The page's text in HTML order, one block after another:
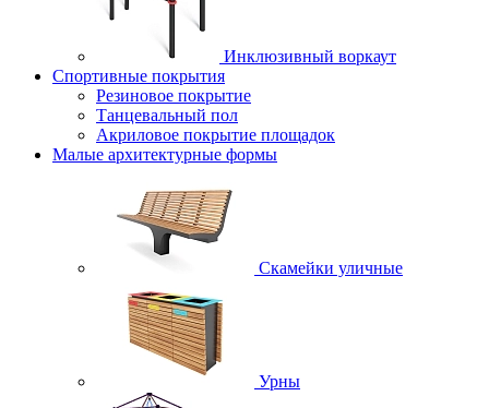
Инклюзивный воркаут
Спортивные покрытия
Резиновое покрытие
Танцевальный пол
Акриловое покрытие площадок
Малые архитектурные формы
Скамейки уличные
Урны